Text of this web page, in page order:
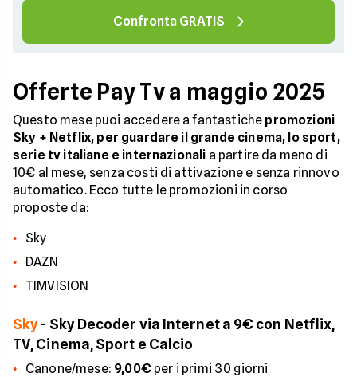
Confronta GRATIS
Offerte Pay Tv a maggio 2025
Questo mese puoi accedere a fantastiche promozioni
Sky + Netflix, per guardare il grande cinema, lo sport,
serie tv italiane e internazionali a partire da meno di
10€ al mese, senza costi di attivazione e senza rinnovo
automatico. Ecco tutte le promozioni in corso
proposte da:
Sky
DAZN
TIMVISION
Sky- Sky Decoder via Internet a 9€ con Netflix,
TV, Cinema, Sport e Calcio
Canone/mese: 9,00€ per i primi 30 giorni